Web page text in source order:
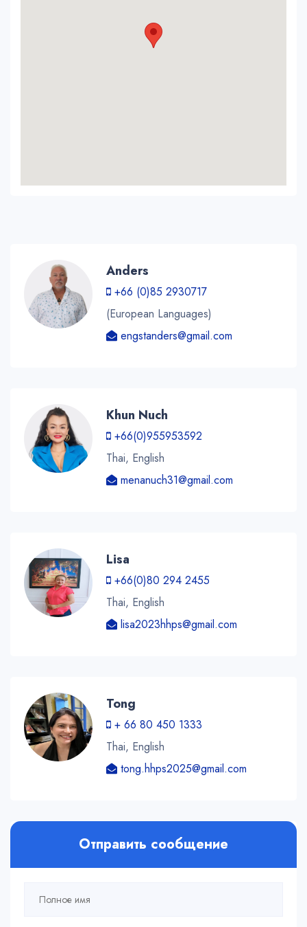
Anders
+66 (0)85 2930717
(European Languages)
engstanders@gmail.com
Khun Nuch
+66(0)955953592
Thai, English
menanuch31@gmail.com
Lisa
+66(0)80 294 2455
Thai, English
lisa2023hhps@gmail.com
Tong
+ 66 80 450 1333
Thai, English
tong.hhps2025@gmail.com
Отправить сообщение